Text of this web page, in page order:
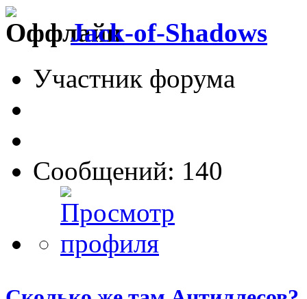
Jack-of-Shadows
Участник форума
Сообщений: 140